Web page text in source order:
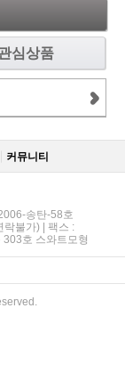
심상품
커뮤니티
송탄-58호
불가) | 팩스 :
호 스와트모형